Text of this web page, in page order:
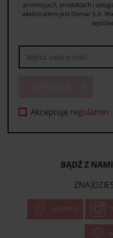
promocjach, produktach i
właścicielem jest Domar S.A.
Akceptuję regulamin
BĄDŹ Z
FACEBOOK